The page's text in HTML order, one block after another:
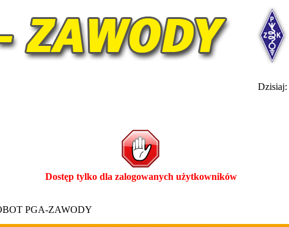
Dzisiaj:
Dostęp tylko dla zalogowanych użytkowników
PGA-ZAWODY